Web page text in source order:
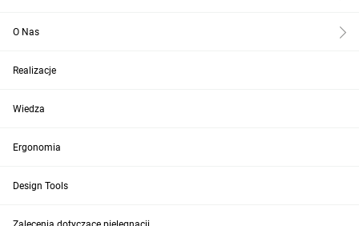
O Nas
Realizacje
Wiedza
Ergonomia
Design Tools